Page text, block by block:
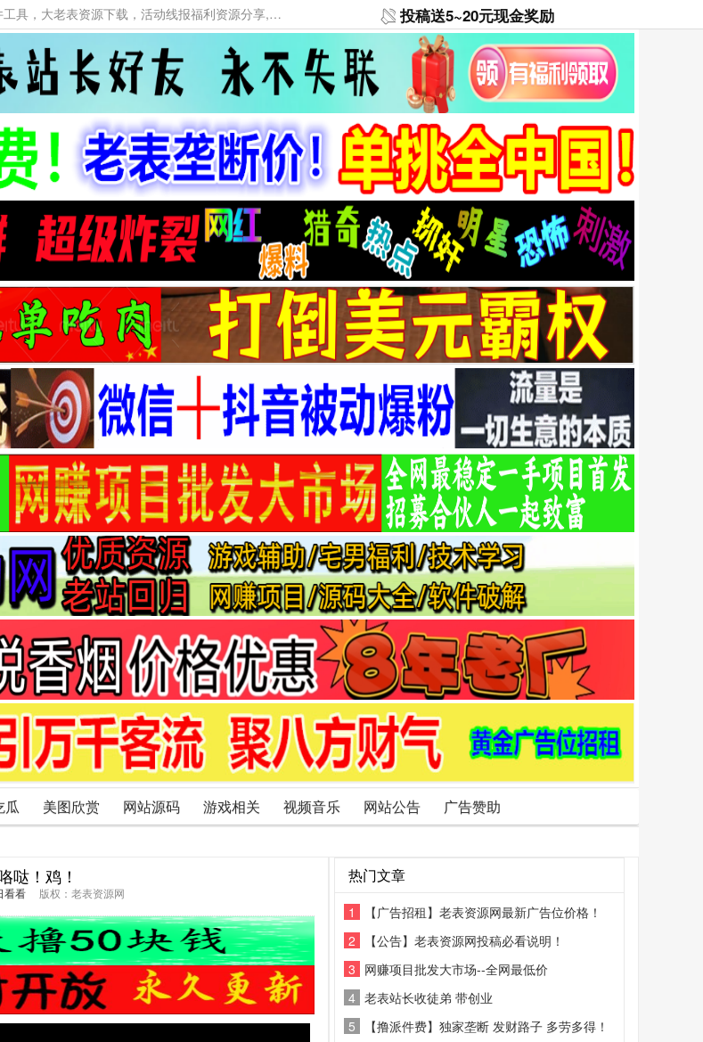
本网站提供资源工具下载，大老表资源工具，大表哥资源网软件工具，大老表资源下载，活动线报福利资源分享,活动线报，大型网游经典游戏，网络热门技术游戏辅助交流与分享。 投稿送5~20元现金奖励
瓜 美图欣赏 网站源码 游戏相关 视频音乐 网站公告 广告赞助
哒！鸡！
看看版权：老表资源网
热门文章
1
【广告招租】老表资源网最新广告位价格！
2
【公告】老表资源网投稿必看说明！
3 网赚项目批发大市场--全网最低价
4 老表站长收徒弟 带创业
5
【撸派件费】独家垄断 发财路子 多劳多得！